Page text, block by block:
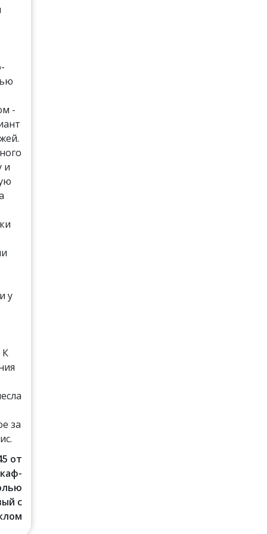
-
и
у
К
за
от
с